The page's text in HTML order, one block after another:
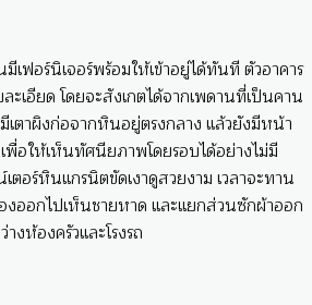
ฟอร์นิเจอร์พร้อมให้เข้าอยู่ได้ทันที ตัวอาคาร
เอียด โดยจะสังเกตได้จากเพดานที่เป็นคาน
ตาผิงก่อจากหินอยู่ตรงกลาง แล้วยังมีหน้า
อให้เห็นทัศนียภาพโดยรอบได้อย่างไม่มี
ตอร์หินแกรนิตขัดเงาดูสวยงาม เวลาจะทาน
งออกไปเห็นชายหาด และแยกส่วนซักผ้าออก
งห้องครัวและโรงรถ